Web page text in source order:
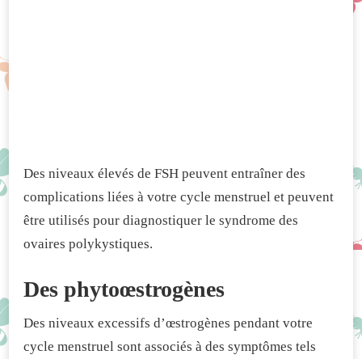
Des niveaux élevés de FSH peuvent entraîner des
complications liées à votre cycle menstruel et peuvent
être utilisés pour diagnostiquer le syndrome des
ovaires polykystiques.
Des phytoœstrogènes
Des niveaux excessifs d’œstrogènes pendant votre
cycle menstruel sont associés à des symptômes tels